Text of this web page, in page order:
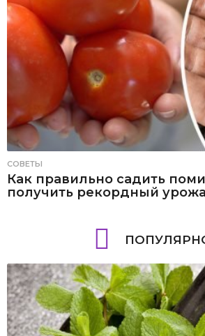
СОВЕТЫ
Как правильно садить
получить рекордный